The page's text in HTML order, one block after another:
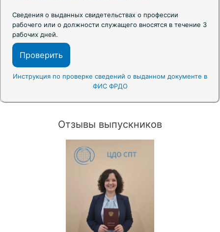
Сведения о выданных свидетельствах о профессии
рабочего или о должности служащего вносятся в течение 3
рабочих дней.
Проверить
Инструкция по проверке сведений о выданном документе в
ФИС ФРДО
Отзывы выпускников